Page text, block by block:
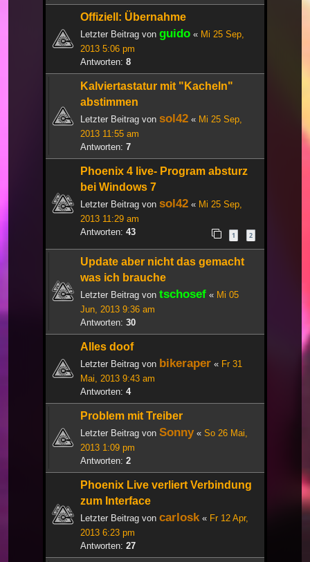
Offiziell: Übernahme
Letzter Beitrag von guido « Mi 25 Sep,
2013 5:06 pm
Antworten: 8
Kalviertastatur mit "Kacheln"
abstimmen
Letzter Beitrag von sol42 « Mi 25 Sep,
2013 11:55 am
Antworten: 7
Phoenix 4 live- Program absturz
bei Windows 7
Letzter Beitrag von sol42 « Mi 25 Sep,
2013 11:29 am
Antworten: 43 1 2
Update aber nicht das gemacht
was ich brauche
Letzter Beitrag von tschosef « Mi 05
Jun, 2013 9:36 am
Antworten: 30
Alles doof
Letzter Beitrag von bikeraper « Fr 31
Mai, 2013 9:43 am
Antworten: 4
Problem mit Treiber
Letzter Beitrag von Sonny« So 26 Mai,
2013 1:09 pm
Antworten: 2
Phoenix Live verliert Verbindung
zum Interface
Letzter Beitrag von carlosk« Fr 12 Apr,
2013 6:23 pm
Antworten: 27